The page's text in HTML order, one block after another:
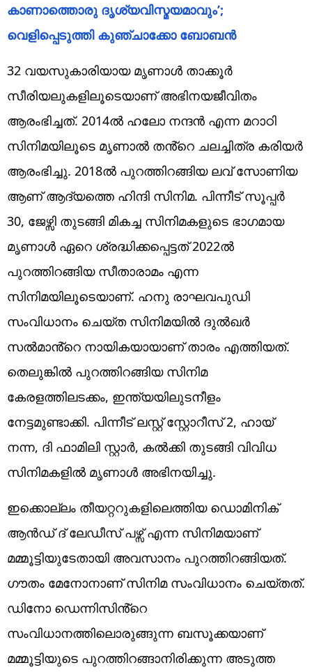
കാണാത്തൊരു ദൃശ്യവിസ്മയമാവും’;
വെളിപ്പെടുത്തി കുഞ്ചാക്കോ ബോബൻ
32 വയസുകാരിയായ മൃണാൾ താക്കൂർ
സീരിയലുകളിലൂടെയാണ് അഭിനയജീവിതം
ആരംഭിച്ചത്. 2014ൽ ഹലോ നന്ദൻ എന്ന മറാഠി
സിനിമയിലൂടെ മൃണാൽ തൻ്റെ ചലച്ചിത്ര കരിയർ
ആരംഭിച്ചു. 2018ൽ പുറത്തിറങ്ങിയ ലവ് സോണിയ
ആണ് ആദ്യത്തെ ഹിന്ദി സിനിമ. പിന്നീട് സൂപ്പർ
30, ജേഴ്സി തുടങ്ങി മികച്ച സിനിമകളുടെ ഭാഗമായ
മൃണാൾ ഏറെ ശ്രദ്ധിക്കപ്പെട്ടത് 2022ൽ
പുറത്തിറങ്ങിയ സീതാരാമം എന്ന
സിനിമയിലൂടെയാണ്. ഹനു രാഘവപുഡി
സംവിധാനം ചെയ്ത സിനിമയിൽ ദുൽഖർ
സൽമാൻ്റെ നായികയായാണ് താരം എത്തിയത്.
തെലുങ്കിൽ പുറത്തിറങ്ങിയ സിനിമ
കേരളത്തിലടക്കം, ഇന്ത്യയിലുടനീളം
നേട്ടമുണ്ടാക്കി. പിന്നീട് ലസ്റ്റ് സ്റ്റോറീസ് 2, ഹായ്
നന്ന, ദി ഫാമിലി സ്റ്റാർ, കൽക്കി തുടങ്ങി വിവിധ
സിനിമകളിൽ മൃണാൾ അഭിനയിച്ചു.
ഇക്കൊല്ലം തീയറ്ററുകളിലെത്തിയ ഡൊമിനിക്
ആൻഡ് ദ് ലേഡീസ് പഴ്സ് എന്ന സിനിമയാണ്
മമ്മൂട്ടിയുടേതായി അവസാനം പുറത്തിറങ്ങിയത്.
ഗൗതം മേനോനാണ് സിനിമ സംവിധാനം ചെയ്തത്.
ഡിനോ ഡെന്നിസിൻ്റെ
സംവിധാനത്തിലൊരുങ്ങുന്ന ബസൂക്കയാണ്
മമ്മൂട്ടിയുടെ പുറത്തിറങ്ങാനിരിക്കുന്ന അടുത്ത